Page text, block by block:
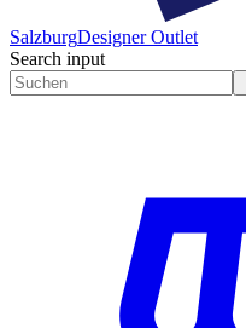
SalzburgDesigner Outlet
Search input